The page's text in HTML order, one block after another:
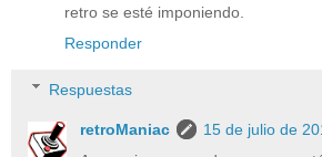
retro se esté imponiendo.
Responder
Respuestas
retroManiac
15 de julio de